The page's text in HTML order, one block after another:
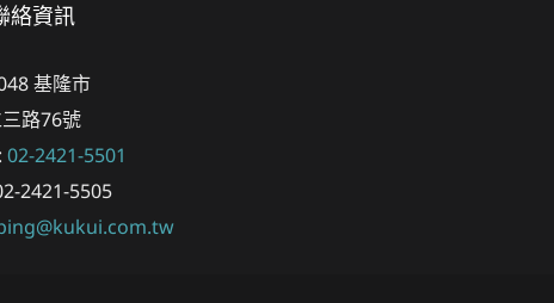
絡資訊
基隆市
路76號
02-2421-5501
2421-5505